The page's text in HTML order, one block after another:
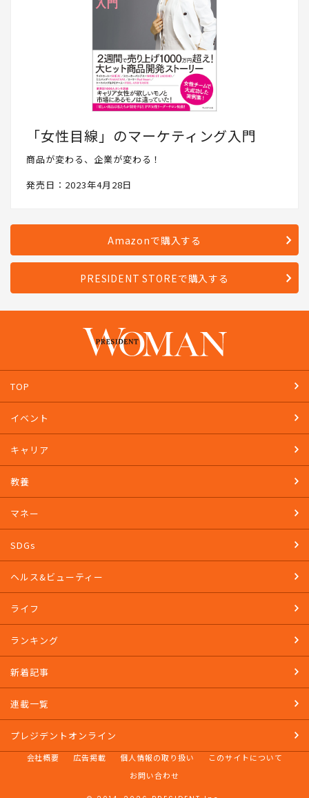
「女性目線」のマーケティング入門
商品が変わる、企業が変わる！
発売日：2023年4月28日
Amazonで購入する
PRESIDENT STOREで購入する
TOP
イベント
キャリア
教養
マネー
SDGs
ヘルス&ビューティー
ライフ
ランキング
新着記事
連載一覧
プレジデントオンライン
会社概要 広告掲載 個人情報の取り扱い
このサイトについて
お問い合わせ